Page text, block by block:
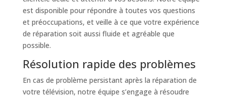
est disponible pour répondre à toutes vos questions
et préoccupations, et veille à ce que votre expérience
de réparation soit aussi fluide et agréable que
possible.
Résolution rapide des problèmes
En cas de problème persistant après la réparation de
votre télévision, notre équipe s’engage à résoudre